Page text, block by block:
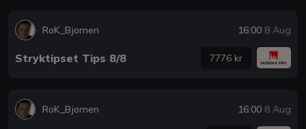
RoK_Bjornen 16:00 8 Aug
Stryktipset Tips 8/8 7776 kr
RoK_Bjornen 16:00 8 Aug